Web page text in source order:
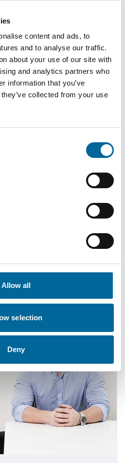
content and ads, to
and to analyse our traffic.
about your use of our site with
and analytics partners who
information that you’ve
collected from your use
Allow all
selection
Deny